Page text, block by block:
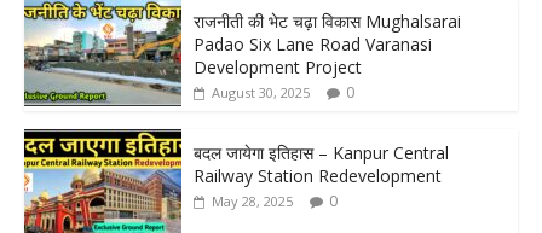
राजनीती की भेट चढ़ा विकास Mughalsarai
Padao Six Lane Road Varanasi
Development Project
August 30, 2025 0
बदल जायेगा इतिहास – Kanpur Central
Railway Station Redevelopment
May 28, 2025 0